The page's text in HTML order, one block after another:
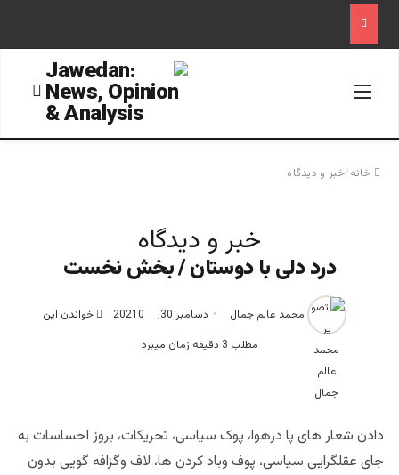
خانه/خبر و دیدگاه
خبر و دیدگاه
درد دلی با دوستان / بخش نخست
محمد عالم جمال دسامبر 30, 2021 0
خواندن این
مطلب 3 دقیقه زمان میبرد
دادن شعار های پا درهوا، پوک سیاسی، تحریکات، بروز احساسات به
جای عقلگرایی سیاسی، پوف وباد کردن ها، لاف وگزافه گویی بدون